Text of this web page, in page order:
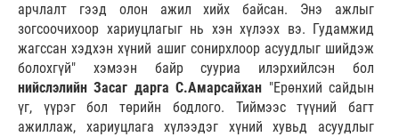
арчлалт гээд олон ажил хийх байсан. Энэ ажлыг
зогсоочихоор хариуцлагыг нь хэн хүлээх вэ. Гудамжид
жагссан хэдхэн хүний ашиг сонирхлоор асуудлыг шийдэж
болохгүй" хэмээн байр сууриа илэрхийлсэн бол
нийслэлийн Засаг дарга С.Амарсайхан "Ерөнхий сайдын
үг, үүрэг бол төрийн бодлого. Тиймээс түүний багт
ажиллаж, хариуцлага хүлээдэг хүний хувьд асуудлыг